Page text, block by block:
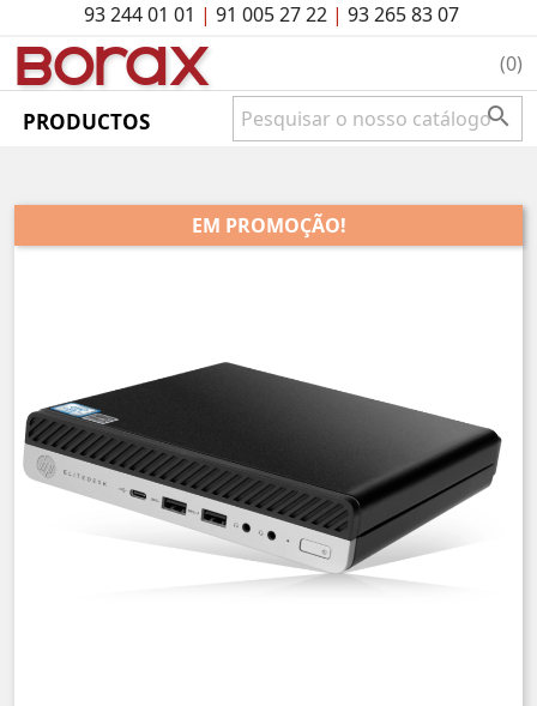
93 244 01 01 | 91 005 27 22| 93 265 83 07
BOrAx (0)
PRODUCTOS 
EM PROMOÇÃO!